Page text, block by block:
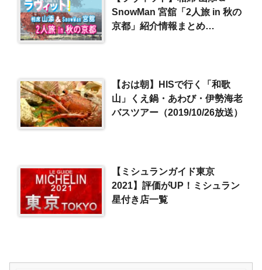
SnowMan 宮舘「2人旅 in 秋の
京都」紹介情報まとめ
【おは朝】HISで行く「和歌
山」くえ鍋・あわび・伊勢海老
バスツアー（2019/10/26放送）
【ミシュランガイド東京
2021】評価がUP！ミシュラン
星付き店一覧